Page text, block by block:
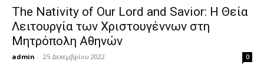
The Nativity of Our Lord and Savior: Η Θεία
Λειτουργία των Χριστουγέννων στη
Μητρόπολη Αθηνών
admin - 25 Δεκεμβρίου 2022 0